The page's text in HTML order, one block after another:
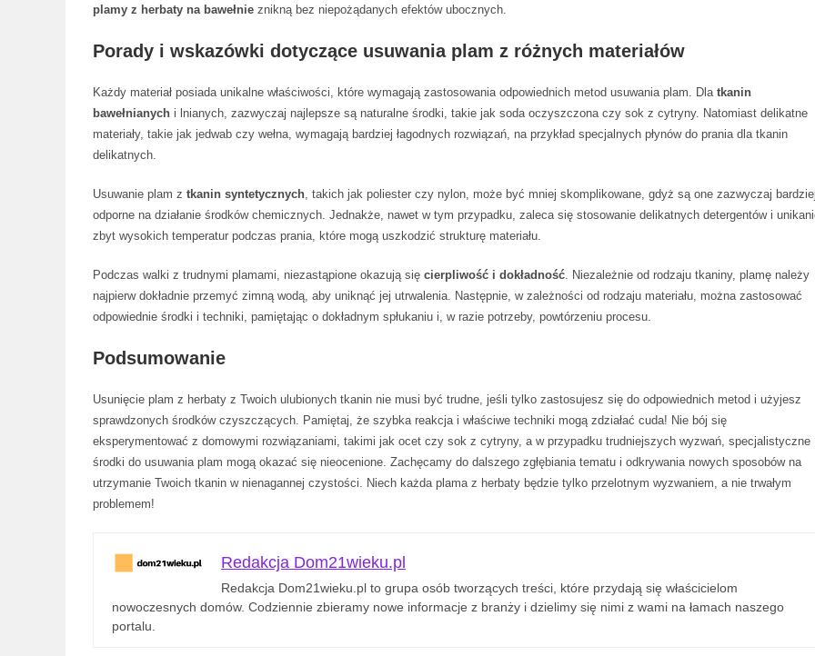
plamy z herbaty na bawełnie znikną bez niepożądanych efektów ubocznych.
Porady i wskazówki dotyczące usuwania plam z różnych materiałów
Każdy materiał posiada unikalne właściwości, które wymagają zastosowania odpowiednich metod usuwania plam. Dla tkanin
bawełnianych i lnianych, zazwyczaj najlepsze są naturalne środki, takie jak soda oczyszczona czy sok z cytryny. Natomiast delikatne
materiały, takie jak jedwab czy wełna, wymagają bardziej łagodnych rozwiązań, na przykład specjalnych płynów do prania dla tkanin
delikatnych.
Usuwanie plam z tkanin syntetycznych, takich jak poliester czy nylon, może być mniej skomplikowane, gdyż są one zazwyczaj
odporne na działanie środków chemicznych. Jednakże, nawet w tym przypadku, zaleca się stosowanie delikatnych detergentów i
zbyt wysokich temperatur podczas prania, które mogą uszkodzić strukturę materiału.
Podczas walki z trudnymi plamami, niezastąpione okazują się cierpliwość i dokładność. Niezależnie od rodzaju tkaniny, plamę należy
najpierw dokładnie przemyć zimną wodą, aby uniknąć jej utrwalenia. Następnie, w zależności od rodzaju materiału, można zastosować
odpowiednie środki i techniki, pamiętając o dokładnym spłukaniu i, w razie potrzeby, powtórzeniu procesu.
Podsumowanie
Usunięcie plam z herbaty z Twoich ulubionych tkanin nie musi być trudne, jeśli tylko zastosujesz się do odpowiednich metod i użyjesz
sprawdzonych środków czyszczących. Pamiętaj, że szybka reakcja i właściwe techniki mogą zdziałać cuda! Nie bój się
eksperymentować z domowymi rozwiązaniami, takimi jak ocet czy sok z cytryny, a w przypadku trudniejszych wyzwań, specjalistyczne
środki do usuwania plam mogą okazać się nieocenione. Zachęcamy do dalszego zgłębiania tematu i odkrywania nowych sposobów na
utrzymanie Twoich tkanin w nienagannej czystości. Niech każda plama z herbaty będzie tylko przelotnym wyzwaniem, a nie trwałym
problemem!
Redakcja Dom21wieku.pl
Redakcja Dom21wieku.pl to grupa osób tworzących treści, które przydają się właścicielom
nowoczesnych domów. Codziennie zbieramy nowe informacje z branży i dzielimy się nimi z wami na łamach naszego
portalu.